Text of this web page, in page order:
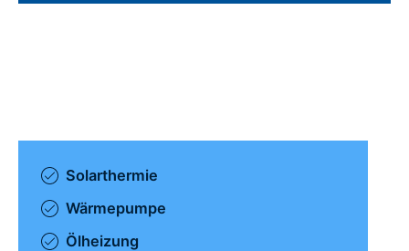
Solarthermie
Wärmepumpe
Ölheizung